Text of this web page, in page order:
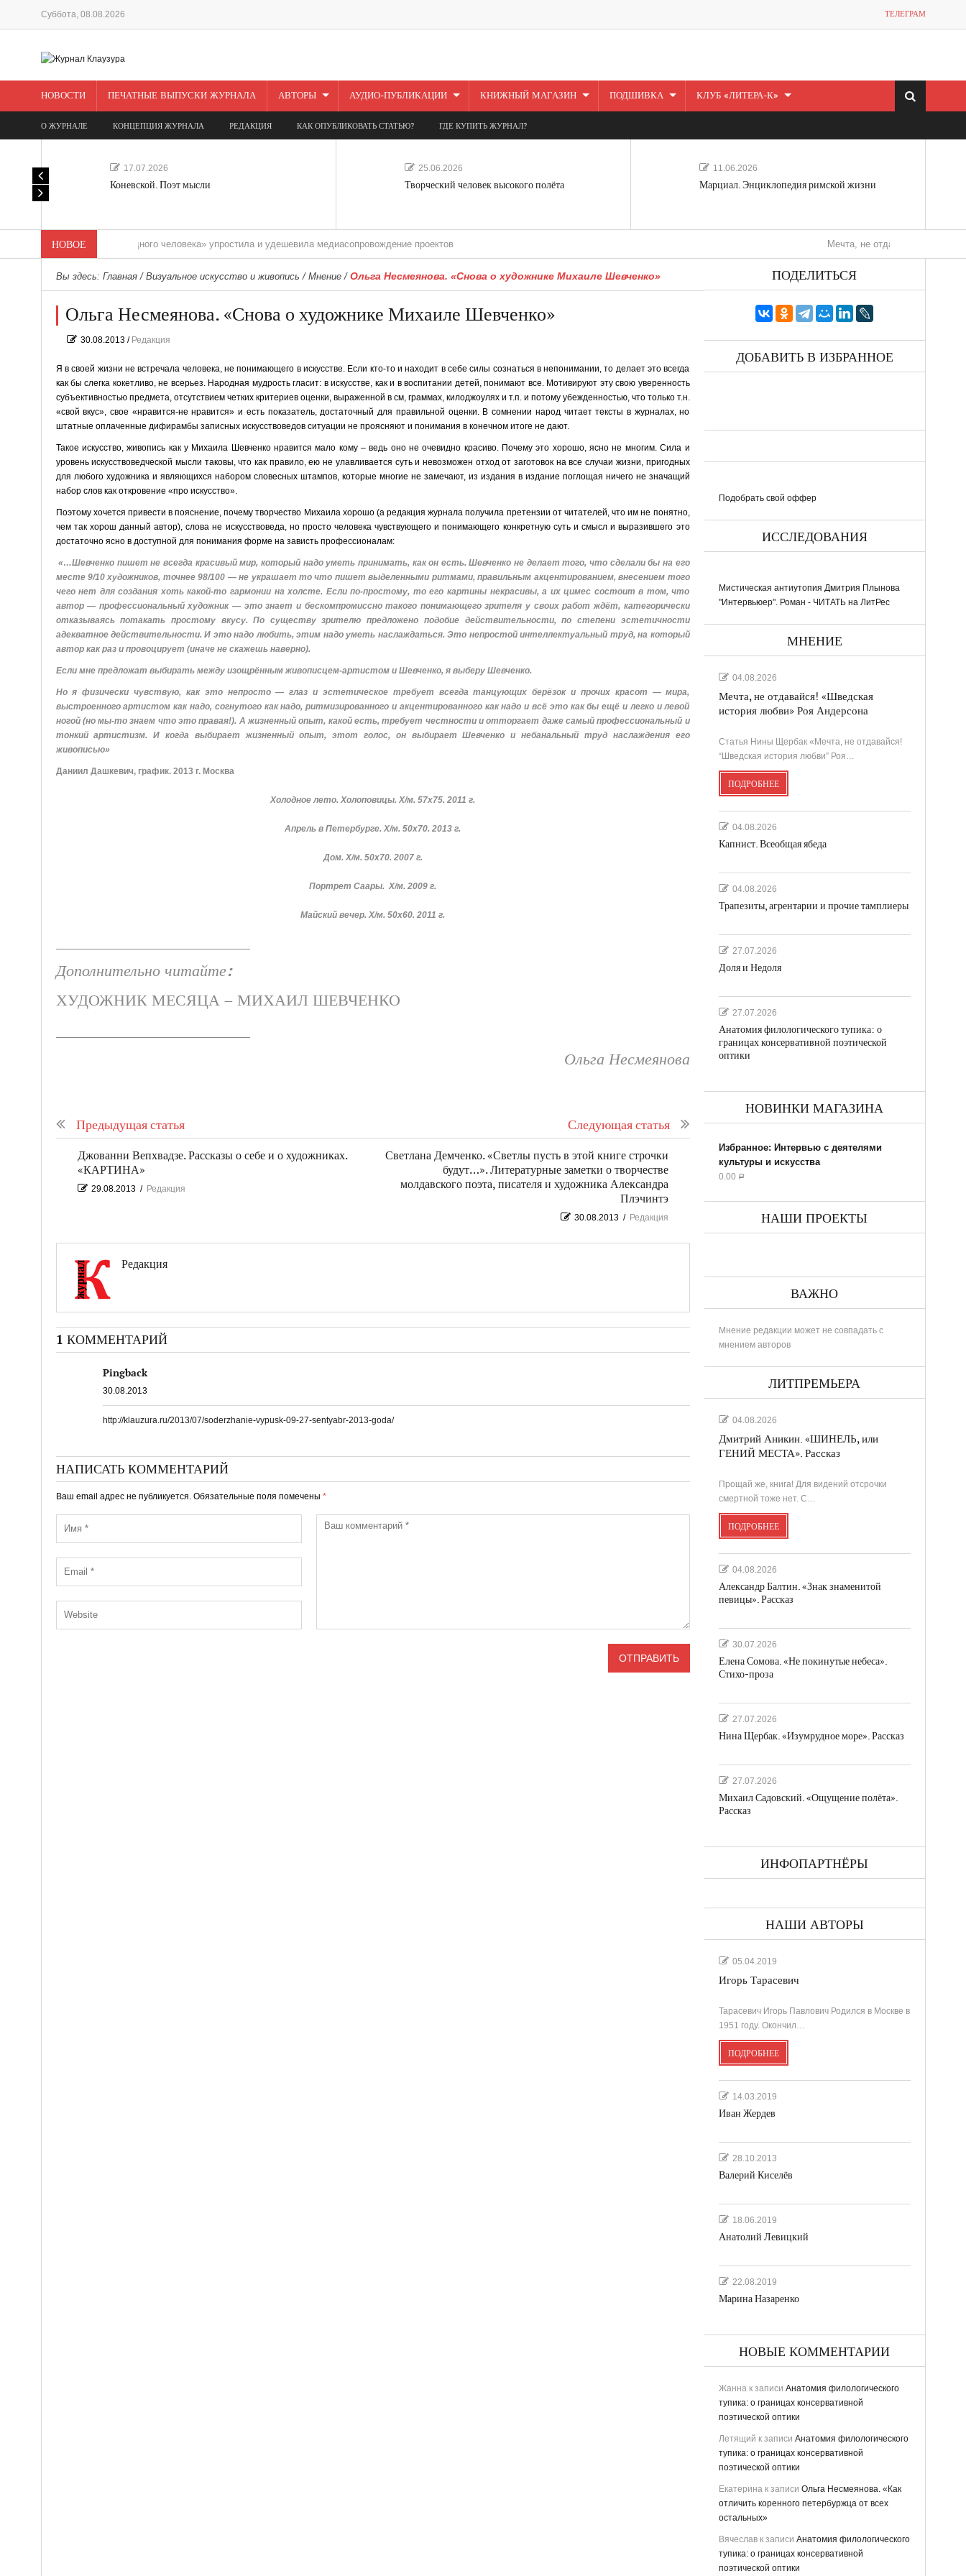
Суббота, 08.08.2026 ТЕЛЕГРАМ
НОВОСТИ ПЕЧАТНЫЕ ВЫПУСКИ ЖУРНАЛА АВТОРЫ АУДИО-ПУБЛИКАЦИИ КНИЖНЫЙ МАГАЗИН ПОДШИВКА КЛУБ «ЛИТЕРА-К»
О ЖУРНАЛЕ КОНЦЕПЦИЯ ЖУРНАЛА РЕДАКЦИЯ КАК ОПУБЛИКОВАТЬ СТАТЬЮ? ГДЕ КУПИТЬ ЖУРНАЛ?
17.07.2026
Коневской. Поэт мысли
25.06.2026
Творческий человек высокого полёта
11.06.2026
Марциал. Энциклопедия римской жизни
НОВОЕ
«Редакция одного человека» упростила и удешевила медиасопровождение проектов Мечта, не отдавайся! «Шведская
Вы здесь: Главная/ Визуальное искусство и живопись / Мнение/ Ольга Несмеянова. «Снова о художнике Михаиле Шевченко»
Ольга Несмеянова. «Снова о художнике Михаиле Шевченко»
30.08.2013/ Редакция
Я в своей жизни не встречала человека, не понимающего в искусстве. Если кто-то и находит в себе силы сознаться в непонимании, то делает это всегда
как бы слегка кокетливо, не всерьез. Народная мудрость гласит: в искусстве, как и в воспитании детей, понимают все. Мотивируют эту свою уверенность
субъективностью предмета, отсутствием четких критериев оценки, выраженной в см, граммах, килоджоулях и т.п. и потому убежденностью, что только т.н.
«свой вкус», свое «нравится-не нравится» и есть показатель, достаточный для правильной оценки. В сомнении народ читает тексты в журналах, но
штатные оплаченные дифирамбы записных искусствоведов ситуации не проясняют и понимания в конечном итоге не дают.
Такое искусство, живопись как у Михаила Шевченко нравится мало кому – ведь оно не очевидно красиво. Почему это хорошо, ясно не многим. Сила и
уровень искусствоведческой мысли таковы, что как правило, ею не улавливается суть и невозможен отход от заготовок на все случаи жизни, пригодных
для любого художника и являющихся набором словесных штампов, которые многие не замечают, из издания в издание поглощая ничего не значащий
набор слов как откровение «про искусство».
Поэтому хочется привести в пояснение, почему творчество Михаила хорошо (а редакция журнала получила претензии от читателей, что им не понятно,
чем так хорош данный автор), слова не искусствоведа, но просто человека чувствующего и понимающего конкретную суть и смысл и выразившего это
достаточно ясно в доступной для понимания форме на зависть профессионалам:
«…Шевченко пишет не всегда красивый мир, который надо уметь принимать, как он есть. Шевченко не делает того, что сделали бы на его
месте 9/10 художников, точнее 98/100 — не украшает то что пишет выделенными ритмами, правильным акцентированием, внесением того
чего нет для создания хоть какой-то гармонии на холсте. Если по-простому, то его картины некрасивы, а их цимес состоит в том, что
автор — профессиональный художник — это знает и бескомпромиссно такого понимающего зрителя у своих работ ждёт, категорически
отказываясь потакать простому вкусу. По существу зрителю предложено подобие действительности, по степени эстетичности
адекватное действительности. И это надо любить, этим надо уметь наслаждаться. Это непростой интеллектуальный труд, на который
автор как раз и провоцирует (иначе не скажешь наверно).
Если мне предложат выбирать между изощрённым живописцем-артистом и Шевченко, я выберу Шевченко.
Но я физически чувствую, как это непросто — глаз и эстетическое требует всегда танцующих берёзок и прочих красот — мира,
выстроенного артистом как надо, согнутого как надо, ритмизированного и акцентированного как надо и всё это как бы ещё и легко и левой
ногой (но мы-то знаем что это правая!). А жизненный опыт, какой есть, требует честности и отторгает даже самый профессиональный и
тонкий артистизм. И когда выбирает жизненный опыт, этот голос, он выбирает Шевченко и небанальный труд наслаждения его
живописью»
Даниил Дашкевич, график. 2013 г. Москва
Холодное лето. Холоповицы. Х/м. 57х75. 2011 г.
Апрель в Петербурге. Х/м. 50х70. 2013 г.
Дом. Х/м. 50х70. 2007 г.
Портрет Саары. Х/м. 2009 г.
Майский вечер. Х/м. 50х60. 2011 г.
Дополнительно читайте:
ХУДОЖНИК МЕСЯЦА – МИХАИЛ ШЕВЧЕНКО
Ольга Несмеянова
Предыдущая статья Следующая статья
Джованни Вепхвадзе. Рассказы о себе и о художниках.
«КАРТИНА»
29.08.2013 / Редакция
Светлана Демченко. «Светлы пусть в этой книге строчки
будут…». Литературные заметки о творчестве
молдавского поэта, писателя и художника Александра
Плэчинтэ
30.08.2013 / Редакция
Редакция
1 КОММЕНТАРИЙ
Pingback
30.08.2013
http://klauzura.ru/2013/07/soderzhanie-vypusk-09-27-sentyabr-2013-goda/
НАПИСАТЬ КОММЕНТАРИЙ
Ваш email адрес не публикуется. Обязательные поля помечены *
ПОДЕЛИТЬСЯ
ДОБАВИТЬ В ИЗБРАННОЕ
Подобрать свой оффер
ИССЛЕДОВАНИЯ
Мистическая антиутопия Дмитрия Плынова
"Интервьюер". Роман - ЧИТАТЬ на ЛитРес
МНЕНИЕ
04.08.2026
Мечта, не отдавайся! «Шведская
история любви» Роя Андерсона
Статья Нины Щербак «Мечта, не отдавайся!
“Шведская история любви” Роя…
ПОДРОБНЕЕ
04.08.2026
Капнист. Всеобщая ябеда
04.08.2026
Трапезиты, агрентарии и прочие тамплиеры
27.07.2026
Доля и Недоля
27.07.2026
Анатомия филологического тупика: о
границах консервативной поэтической
оптики
НОВИНКИ МАГАЗИНА
Избранное: Интервью с деятелями
культуры и искусства
0.00 Р
НАШИ ПРОЕКТЫ
ВАЖНО
Мнение редакции может не совпадать с
мнением авторов
ЛИТПРЕМЬЕРА
04.08.2026
Дмитрий Аникин. «ШИНЕЛЬ, или
ГЕНИЙ МЕСТА». Рассказ
Прощай же, книга! Для видений отсрочки
смертной тоже нет. С…
ПОДРОБНЕЕ
04.08.2026
Александр Балтин. «Знак знаменитой
певицы». Рассказ
30.07.2026
Елена Сомова. «Не покинутые небеса».
Стихо-проза
27.07.2026
Нина Щербак. «Изумрудное море». Рассказ
27.07.2026
Михаил Садовский. «Ощущение полёта».
Рассказ
ИНФОПАРТНЁРЫ
НАШИ АВТОРЫ
05.04.2019
Игорь Тарасевич
Тарасевич Игорь Павлович Родился в Москве в
1951 году. Окончил…
ПОДРОБНЕЕ
14.03.2019
Иван Жердев
28.10.2013
Валерий Киселёв
18.06.2019
Анатолий Левицкий
22.08.2019
Марина Назаренко
НОВЫЕ КОММЕНТАРИИ
Жаннак записи Анатомия филологического
тупика: о границах консервативной
поэтической оптики
Летящий к записи Анатомия филологического
тупика: о границах консервативной
поэтической оптики
Екатеринак записи Ольга Несмеянова. «Как
отличить коренного петербуржца от всех
остальных»
Вячеславк записи Анатомия филологического
тупика: о границах консервативной
поэтической оптики